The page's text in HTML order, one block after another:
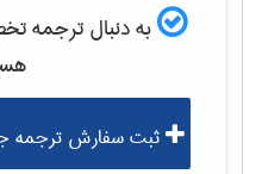
به دنبال ترجمه
ثبت سفارش ترجمه